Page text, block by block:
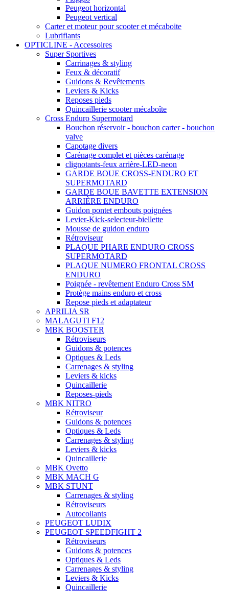
Peugeot horizontal
Peugeot vertical
Carter et moteur pour scooter et mécaboite
Lubrifiants
OPTICLINE - Accessoires
Super Sportives
Carrinages & styling
Feux & décoratif
Guidons & Revêtements
Leviers & Kicks
Reposes pieds
Quincaillerie scooter mécaboîte
Cross Enduro Supermotard
Bouchon réservoir - bouchon carter - bouchon
valve
Capotage divers
Carénage complet et pièces carénage
clignotants-feux arrière-LED-neon
GARDE BOUE CROSS-ENDURO ET
SUPERMOTARD
GARDE BOUE BAVETTE EXTENSION
ARRIÈRE ENDURO
Guidon pontet embouts poignées
Levier-Kick-selecteur-biellette
Mousse de guidon enduro
Rétroviseur
PLAQUE PHARE ENDURO CROSS
SUPERMOTARD
PLAQUE NUMERO FRONTAL CROSS
ENDURO
Poignée - revêtement Enduro Cross SM
Protège mains enduro et cross
Repose pieds et adaptateur
APRILIA SR
MALAGUTI F12
MBK BOOSTER
Rétroviseurs
Guidons & potences
Optiques & Leds
Carrenages & styling
Leviers & kicks
Quincaillerie
Reposes-pieds
MBK NITRO
Rétroviseur
Guidons & potences
Optiques & Leds
Carrenages & styling
Leviers & kicks
Quincaillerie
MBK Ovetto
MBK MACH G
MBK STUNT
Carrenages & styling
Rétroviseurs
Autocollants
PEUGEOT LUDIX
PEUGEOT SPEEDFIGHT 2
Rétroviseurs
Guidons & potences
Optiques & Leds
Carrenages & styling
Leviers & Kicks
Quincaillerie